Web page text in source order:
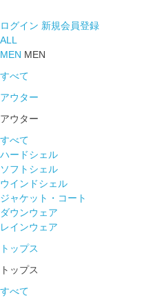
ログイン 新規会員登録
ALL
MEN MEN
すべて
アウター
アウター
すべて
ハードシェル
ソフトシェル
ウインドシェル
ジャケット・コート
ダウンウェア
レインウェア
トップス
トップス
すべて